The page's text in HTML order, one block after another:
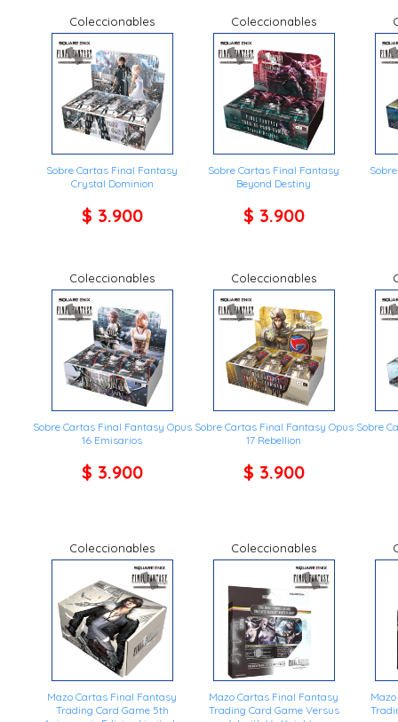
Coleccionables
Sobre Cartas Final Fantasy
Crystal Dominion
$ 3.900
Coleccionables
Sobre Cartas Final Fantasy
Beyond Destiny
$ 3.900
Coleccionables
Sobre Cartas Final Fantasy Opus
16 Emisarios
$ 3.900
Coleccionables
Sobre Cartas Final Fantasy Opus
17 Rebellion
$ 3.900
Sobre
Coleccionables
Mazo Cartas Final Fantasy
Trading Card Game 5th
Coleccionables
Mazo Cartas Final Fantasy
Trading Card Game Versus